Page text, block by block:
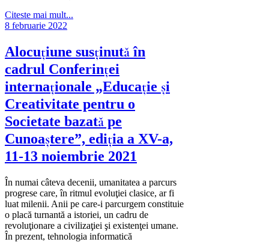
Citeste mai mult...
8 februarie 2022
Alocuțiune susținută în
cadrul Conferinței
internaționale „Educație și
Creativitate pentru o
Societate bazată pe
Cunoaștere”, ediția a XV-a,
11-13 noiembrie 2021
În numai câteva decenii, umanitatea a parcurs
progrese care, în ritmul evoluţiei clasice, ar fi
luat milenii. Anii pe care-i parcurgem constituie
o placă turnantă a istoriei, un cadru de
revoluţionare a civilizaţiei şi existenţei umane.
În prezent, tehnologia informatică